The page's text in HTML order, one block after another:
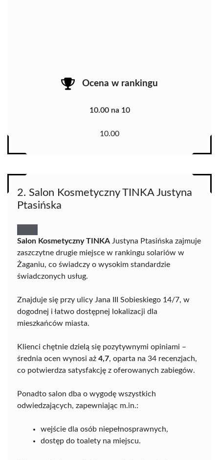
Ocena w rankingu
10.00 na 10
10.00
2. Salon Kosmetyczny TINKA Justyna
Ptasińska
Salon Kosmetyczny TINKA Justyna Ptasińska zajmuje
zaszczytne drugie miejsce w rankingu solariów w
Żaganiu, co świadczy o wysokim standardzie
świadczonych usług.
Znajduje się przy ulicy Jana III Sobieskiego 14/7, w
dogodnej i łatwo dostępnej lokalizacji dla
mieszkańców miasta.
Klienci chętnie dzielą się pozytywnymi opiniami –
średnia ocen wynosi aż 4,7, oparta na 34 recenzjach,
co potwierdza satysfakcję z oferowanych zabiegów.
Ponadto salon dba o wygodę wszystkich
odwiedzających, zapewniając m.in.:
wejście dla osób niepełnosprawnych,
dostęp do toalety na miejscu.